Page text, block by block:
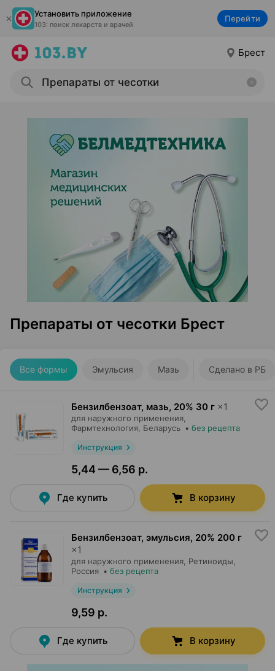
Установить приложение
103: поиск лекарств и врачей
Перейти
Брест
Препараты от чесотки Брест
Все формы Эмульсия Мазь Сделано в РБ
Бензилбензоат, мазь, 20% 30 г ×1
для наружного применения,
Фармтехнология , Беларусь • без рецепта
Инструкция
5,44 — 6,56 р.
Где купить В корзину
Бензилбензоат, эмульсия, 20% 200 г
×1
для наружного применения, Ретиноиды
Россия • без рецепта
Инструкция
9,59 р.
Где купить В корзину